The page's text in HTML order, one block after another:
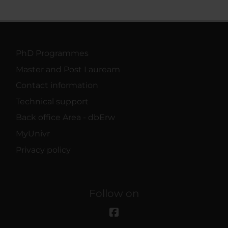
PhD Programmes
Master and Post Lauream
Contact information
Technical support
Back office Area - dbErw
MyUnivr
Privacy policy
Follow on